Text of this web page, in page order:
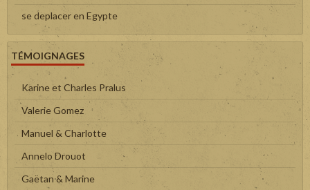
se deplacer en Egypte
TÉMOIGNAGES
Karine et Charles Pralus
Valerie Gomez
Manuel & Charlotte
Annelo Drouot
Gaëtan & Marine